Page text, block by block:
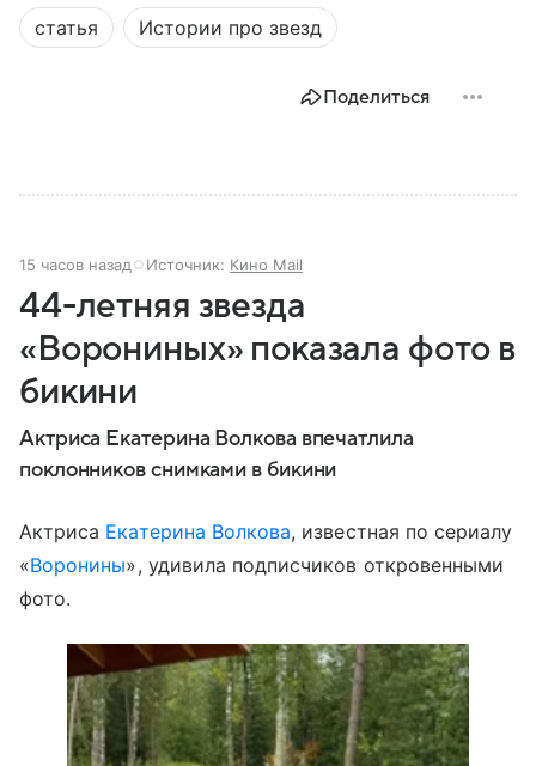
статья Истории про звезд
Поделиться
15 часов назад Источник: Кино Mail
44-летняя звезда
«Ворониных» показала фото в
бикини
Актриса Екатерина Волкова впечатлила
поклонников снимками в бикини
Актриса Екатерина Волкова, известная по сериалу
«Воронины», удивила подписчиков откровенными
фото.